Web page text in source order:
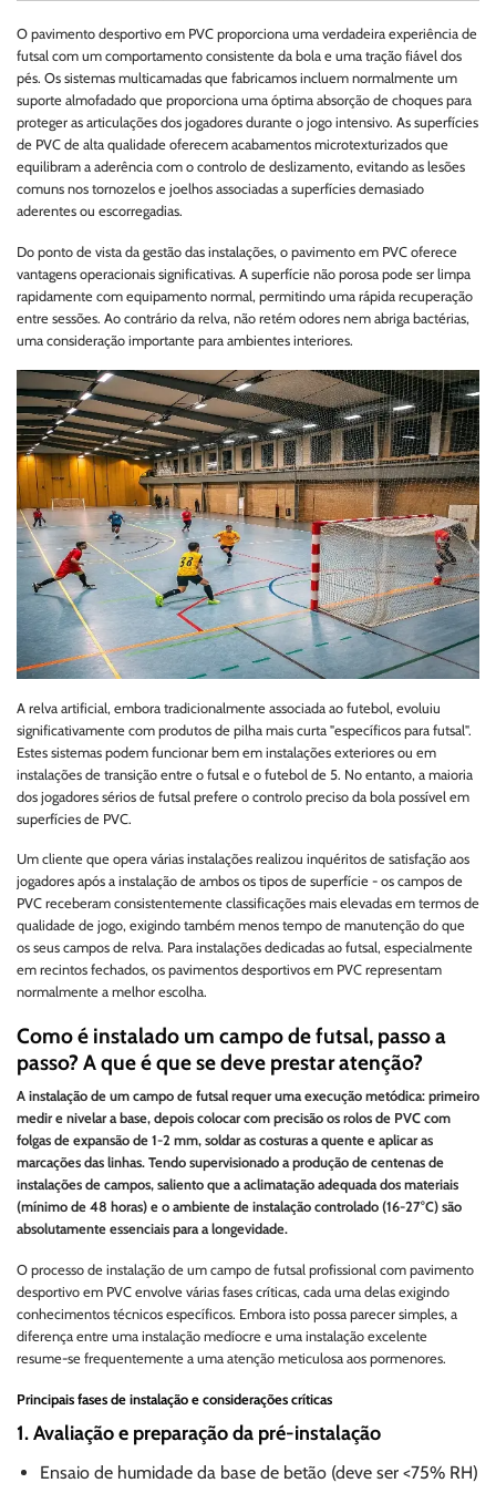
O pavimento desportivo em PVC proporciona uma verdadeira experiência de
futsal com um comportamento consistente da bola e uma tração fiável dos
pés. Os sistemas multicamadas que fabricamos incluem normalmente um
suporte almofadado que proporciona uma óptima absorção de choques para
proteger as articulações dos jogadores durante o jogo intensivo. As superfícies
de PVC de alta qualidade oferecem acabamentos microtexturizados que
equilibram a aderência com o controlo de deslizamento, evitando as lesões
comuns nos tornozelos e joelhos associadas a superfícies demasiado
aderentes ou escorregadias.
Do ponto de vista da gestão das instalações, o pavimento em PVC oferece
vantagens operacionais significativas. A superfície não porosa pode ser limpa
rapidamente com equipamento normal, permitindo uma rápida recuperação
entre sessões. Ao contrário da relva, não retém odores nem abriga bactérias,
uma consideração importante para ambientes interiores.
A relva artificial, embora tradicionalmente associada ao futebol, evoluiu
significativamente com produtos de pilha mais curta "específicos para futsal".
Estes sistemas podem funcionar bem em instalações exteriores ou em
instalações de transição entre o futsal e o futebol de 5. No entanto, a maioria
dos jogadores sérios de futsal prefere o controlo preciso da bola possível em
superfícies de PVC.
Um cliente que opera várias instalações realizou inquéritos de satisfação aos
jogadores após a instalação de ambos os tipos de superfície - os campos de
PVC receberam consistentemente classificações mais elevadas em termos de
qualidade de jogo, exigindo também menos tempo de manutenção do que
os seus campos de relva. Para instalações dedicadas ao futsal, especialmente
em recintos fechados, os pavimentos desportivos em PVC representam
normalmente a melhor escolha.
Como é instalado um campo de futsal, passo a
passo? A que é que se deve prestar atenção?
A instalação de um campo de futsal requer uma execução metódica: primeiro
medir e nivelar a base, depois colocar com precisão os rolos de PVC com
folgas de expansão de 1-2 mm, soldar as costuras a quente e aplicar as
marcações das linhas. Tendo supervisionado a produção de centenas de
instalações de campos, saliento que a aclimatação adequada dos materiais
(mínimo de 48 horas) e o ambiente de instalação controlado (16-27°C) são
absolutamente essenciais para a longevidade.
O processo de instalação de um campo de futsal profissional com pavimento
desportivo em PVC envolve várias fases críticas, cada uma delas exigindo
conhecimentos técnicos específicos. Embora isto possa parecer simples, a
diferença entre uma instalação medíocre e uma instalação excelente
resume-se frequentemente a uma atenção meticulosa aos pormenores.
Principais fases de instalação e considerações críticas
1. Avaliação e preparação da pré-instalação
Ensaio de humidade da base de betão (deve ser <75% RH)